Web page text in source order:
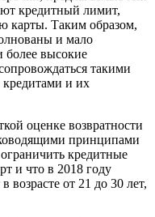
кредитный лимит,
карты. Таким образом,
и мало
высокие
такими
и их
оценке возвратности
принципами
кредитные
и что в 2018 году
возрасте от 21 до 30 лет,